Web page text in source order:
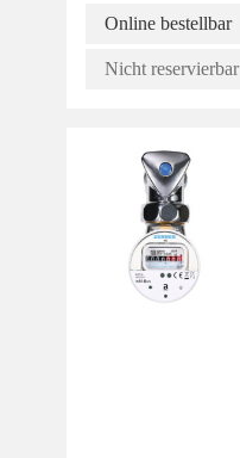
Online bestellbar
Nicht reservierbar